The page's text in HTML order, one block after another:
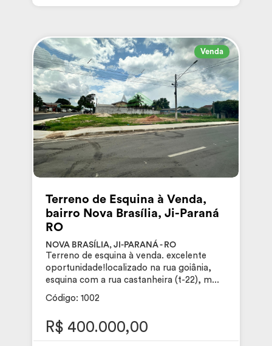
Venda
Terreno de Esquina à Venda,
bairro Nova Brasília, Ji-Paraná
RO
NOVA BRASÍLIA, JI-PARANÁ - RO
Terreno de esquina à venda. excelente
oportunidade!localizado na rua goiânia,
esquina com a rua castanheira (t-22), m...
Código: 1002
R$ 400.000,00